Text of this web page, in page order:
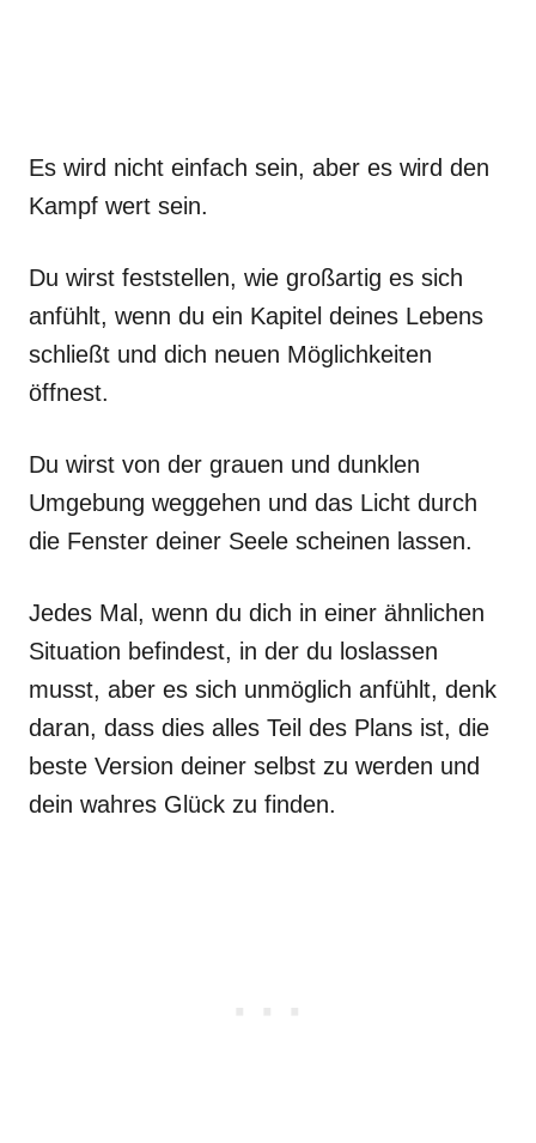
Es wird nicht einfach sein, aber es wird den
Kampf wert sein.
Du wirst feststellen, wie großartig es sich
anfühlt, wenn du ein Kapitel deines Lebens
schließt und dich neuen Möglichkeiten
öffnest.
Du wirst von der grauen und dunklen
Umgebung weggehen und das Licht durch
die Fenster deiner Seele scheinen lassen.
Jedes Mal, wenn du dich in einer ähnlichen
Situation befindest, in der du loslassen
musst, aber es sich unmöglich anfühlt, denk
daran, dass dies alles Teil des Plans ist, die
beste Version deiner selbst zu werden und
dein wahres Glück zu finden.